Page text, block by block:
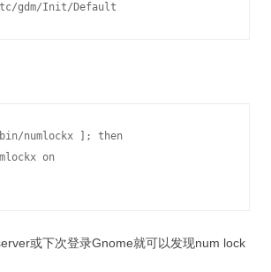
numlockx ]; then
on
或下次登录Gnome就可以发现num lock